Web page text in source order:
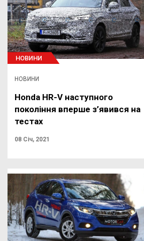
НОВИНИ
НОВИНИ
Honda HR-V наступного
покоління вперше з’явився на
тестах
08 Січ, 2021